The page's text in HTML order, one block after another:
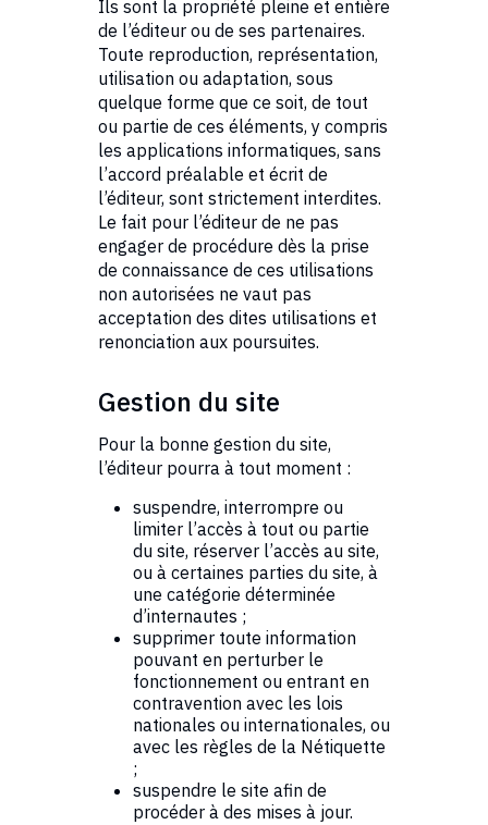
Ils sont la propriété pleine et entière
de l’éditeur ou de ses partenaires.
Toute reproduction, représentation,
utilisation ou adaptation, sous
quelque forme que ce soit, de tout
ou partie de ces éléments, y compris
les applications informatiques, sans
l’accord préalable et écrit de
l’éditeur, sont strictement interdites.
Le fait pour l’éditeur de ne pas
engager de procédure dès la prise
de connaissance de ces utilisations
non autorisées ne vaut pas
acceptation des dites utilisations et
renonciation aux poursuites.
Gestion du site
Pour la bonne gestion du site,
l’éditeur pourra à tout moment :
suspendre, interrompre ou
limiter l’accès à tout ou partie
du site, réserver l’accès au site,
ou à certaines parties du site, à
une catégorie déterminée
d’internautes ;
supprimer toute information
pouvant en perturber le
fonctionnement ou entrant en
contravention avec les lois
nationales ou internationales, ou
avec les règles de la Nétiquette
;
suspendre le site afin de
procéder à des mises à jour.